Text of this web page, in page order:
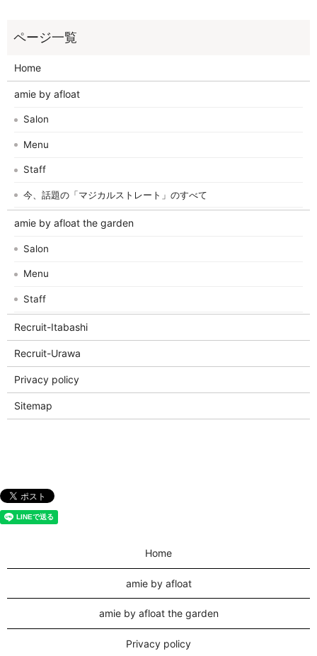
Home
amie by afloat
Salon
Menu
Staff
今、話題の「マジカルストレート」のすべて
amie by afloat the garden
Salon
Menu
Staff
Recruit-Itabashi
Recruit-Urawa
Privacy policy
Sitemap
Home
amie by afloat
amie by afloat the garden
Privacy policy